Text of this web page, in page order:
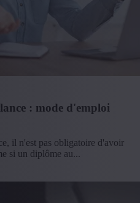
: mode d'emploi
il n'est pas obligatoire d'avoir
si un diplôme au...